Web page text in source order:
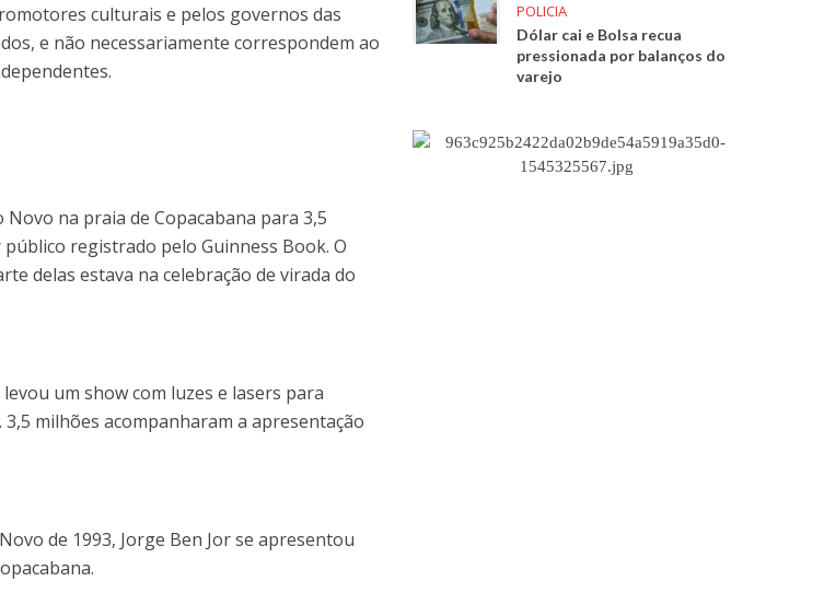
culturais e pelos governos das
e não necessariamente correspondem ao
na praia de Copacabana para 3,5
registrado pelo Guinness Book. O
delas estava na celebração de virada do
um show com luzes e lasers para
milhões acompanharam a apresentação
de 1993, Jorge Ben Jor se apresentou
POLICIA
Dólar cai e Bolsa recua
pressionada por balanços do
varejo